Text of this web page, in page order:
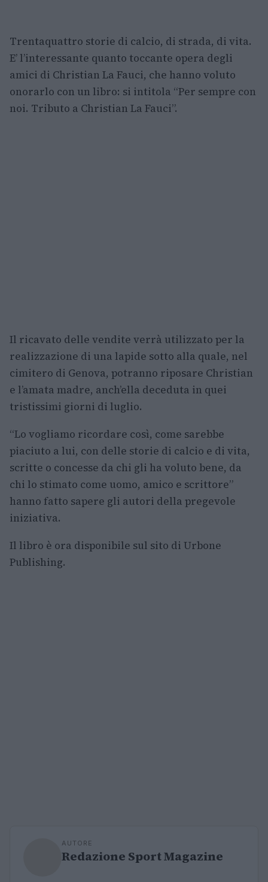
Trentaquattro storie di calcio, di strada, di vita.
E’ l’interessante quanto toccante opera degli
amici di Christian La Fauci, che hanno voluto
onorarlo con un libro: si intitola “Per sempre con
noi. Tributo a Christian La Fauci”.
Il ricavato delle vendite verrà utilizzato per la
realizzazione di una lapide sotto alla quale, nel
cimitero di Genova, potranno riposare Christian
e l’amata madre, anch’ella deceduta in quei
tristissimi giorni di luglio.
“Lo vogliamo ricordare così, come sarebbe
piaciuto a lui, con delle storie di calcio e di vita,
scritte o concesse da chi gli ha voluto bene, da
chi lo stimato come uomo, amico e scrittore”
hanno fatto sapere gli autori della pregevole
iniziativa.
Il libro è ora disponibile sul sito di Urbone
Publishing.
AUTORE
Redazione Sport Magazine